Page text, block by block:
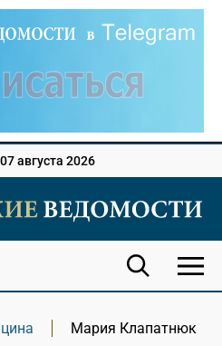
августа 2026
Мария Клапатнюк